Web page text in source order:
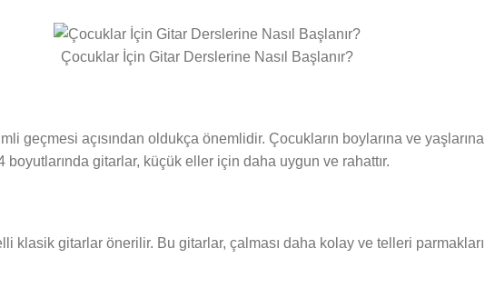
Çocuklar İçin Gitar Derslerine Nasıl Başlanır?
geçmesi açısından oldukça önemlidir. Çocukların boylarına ve
boyutlarında gitarlar, küçük eller için daha uygun ve rahattır.
klasik gitarlar önerilir. Bu gitarlar, çalması daha kolay ve telleri